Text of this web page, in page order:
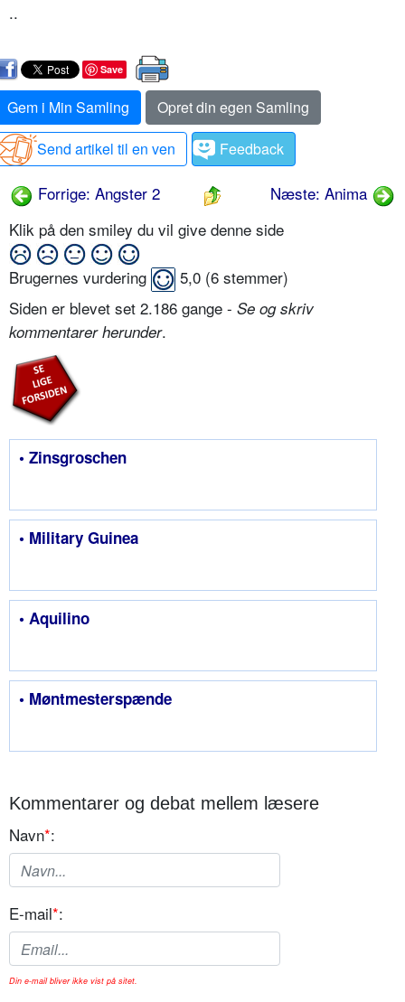
..
Save
Gem i Min Samling
Opret din egen Samling
Send artikel til en ven
Feedback
Forrige: Angster 2
Næste: Anima
Klik på den smiley du vil give denne side
Brugernes vurdering 5,0 (6 stemmer)
Siden er blevet set 2.186 gange - Se og skriv
kommentarer herunder.
• Zinsgroschen
• Military Guinea
• Aquilino
• Møntmesterspænde
Kommentarer og debat mellem læsere
Navn*:
E-mail*:
Din e-mail bliver ikke vist på sitet.